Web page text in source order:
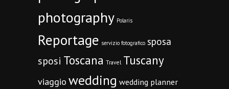
photography Polaris
Reportage servizio fotografico sposa
sposi Toscana Travel Tuscany
viaggio wedding wedding planner